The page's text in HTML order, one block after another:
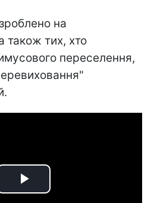
на
також тих, хто
переселення,
Play